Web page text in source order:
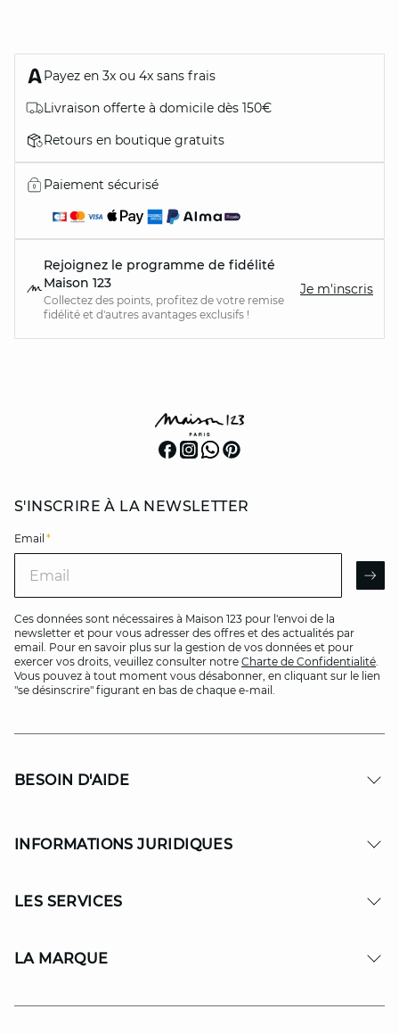
Payez en 3x ou 4x sans frais
Livraison offerte à domicile dès 150€
Retours en boutique gratuits
Paiement sécurisé
Rejoignez le programme de fidélité
Maison 123
Collectez des points, profitez de votre remise
fidélité et d'autres avantages exclusifs !
Je m'inscris
S'INSCRIRE À LA NEWSLETTER
Email *
Ces données sont nécessaires à Maison 123 pour l'envoi de la
newsletter et pour vous adresser des offres et des actualités par
email. Pour en savoir plus sur la gestion de vos données et pour
exercer vos droits, veuillez consulter notre Charte de Confidentialité.
Vous pouvez à tout moment vous désabonner, en cliquant sur le lien
"se désinscrire" figurant en bas de chaque e-mail.
BESOIN D'AIDE
INFORMATIONS JURIDIQUES
LES SERVICES
LA MARQUE